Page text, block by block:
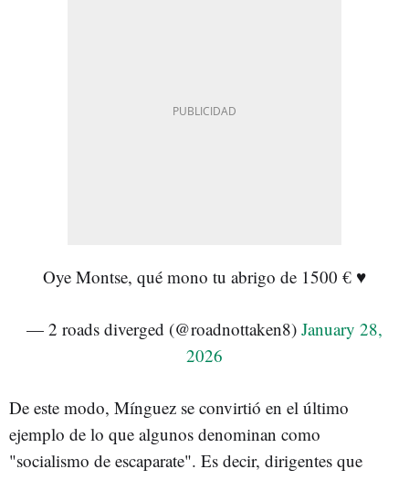
Oye Montse, qué mono tu abrigo de 1500 € ♥️
— 2 roads diverged (@roadnottaken8) January 28,
2026
De este modo, Mínguez se convirtió en el último
ejemplo de lo que algunos denominan como
"socialismo de escaparate". Es decir, dirigentes que